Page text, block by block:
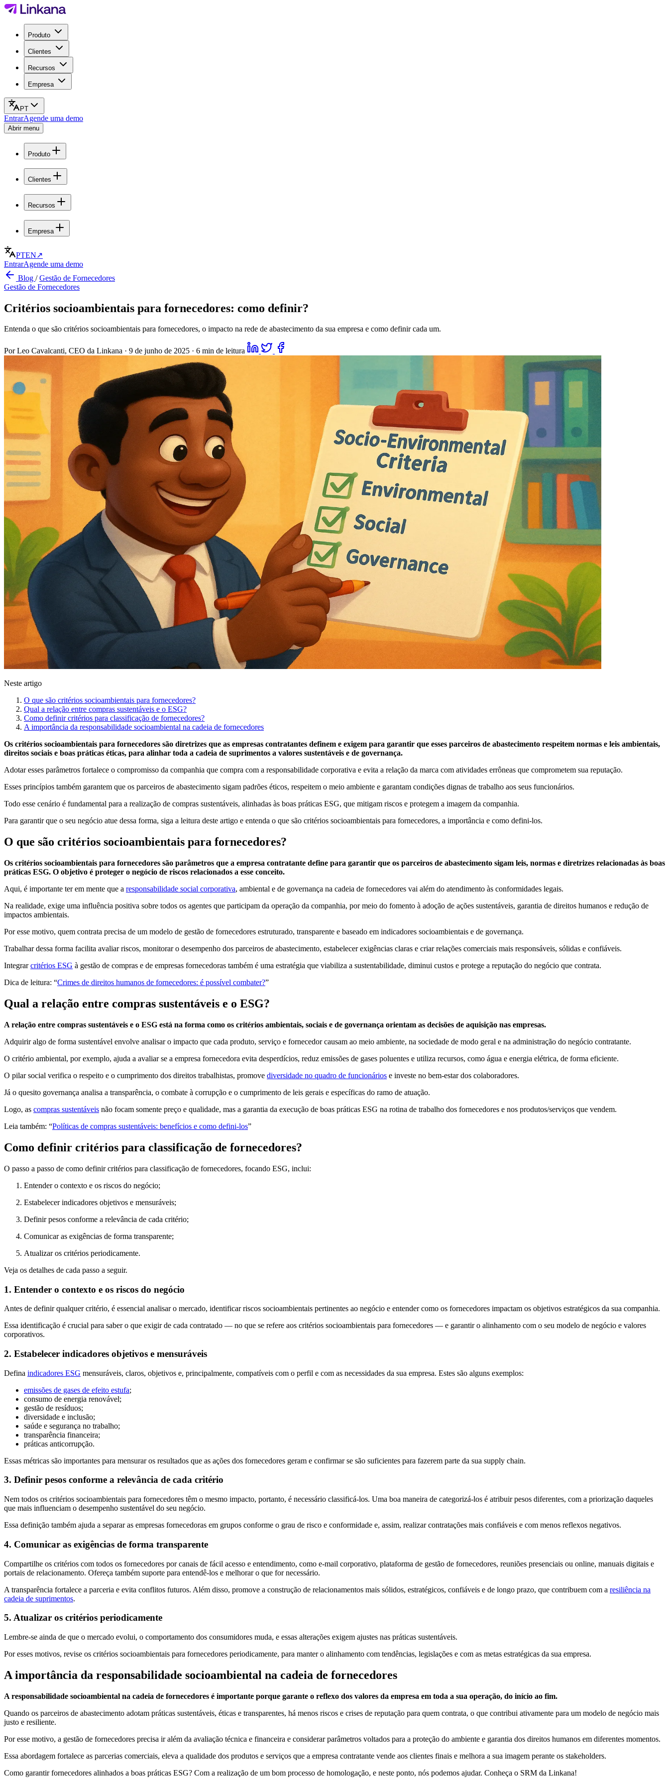
Produto
Clientes
Recursos
Empresa
PT
EntrarAgende uma demo
Abrir menu
Produto
Clientes
Recursos
Empresa
PTEN↗
EntrarAgende uma demo
Blog /Gestão de Fornecedores
Gestão de Fornecedores
Critérios socioambientais para fornecedores: como definir?
Entenda o que são critérios socioambientais para fornecedores, o impacto na rede de abastecimento da sua empresa e como definir cada um.
Por Leo Cavalcanti, CEO da Linkana · 9 de junho de 2025 · 6 min de leitura
Neste artigo
O que são critérios socioambientais para fornecedores?
Qual a relação entre compras sustentáveis e o ESG?
Como definir critérios para classificação de fornecedores?
A importância da responsabilidade socioambiental na cadeia de fornecedores
Os critérios socioambientais para fornecedores são diretrizes que as empresas contratantes definem e exigem para garantir que esses parceiros de abastecimento respeitem normas e leis ambientais,
direitos sociais e boas práticas éticas, para alinhar toda a cadeia de suprimentos a valores sustentáveis e de governança.
Adotar esses parâmetros fortalece o compromisso da companhia que compra com a responsabilidade corporativa e evita a relação da marca com atividades errôneas que comprometem sua reputação.
Esses princípios também garantem que os parceiros de abastecimento sigam padrões éticos, respeitem o meio ambiente e garantam condições dignas de trabalho aos seus funcionários.
Todo esse cenário é fundamental para a realização de compras sustentáveis, alinhadas às boas práticas ESG, que mitigam riscos e protegem a imagem da companhia.
Para garantir que o seu negócio atue dessa forma, siga a leitura deste artigo e entenda o que são critérios socioambientais para fornecedores, a importância e como defini-los.
O que são critérios socioambientais para fornecedores?
Os critérios socioambientais para fornecedores são parâmetros que a empresa contratante define para garantir que os parceiros de abastecimento sigam leis, normas e diretrizes relacionadas às boas
práticas ESG. O objetivo é proteger o negócio de riscos relacionados a esse conceito.
Aqui, é importante ter em mente que a responsabilidade social corporativa, ambiental e de governança na cadeia de fornecedores vai além do atendimento às conformidades legais.
Na realidade, exige uma influência positiva sobre todos os agentes que participam da operação da companhia, por meio do fomento à adoção de ações sustentáveis, garantia de direitos humanos e redução de
impactos ambientais.
Por esse motivo, quem contrata precisa de um modelo de gestão de fornecedores estruturado, transparente e baseado em indicadores socioambientais e de governança.
Trabalhar dessa forma facilita avaliar riscos, monitorar o desempenho dos parceiros de abastecimento, estabelecer exigências claras e criar relações comerciais mais responsáveis, sólidas e confiáveis.
Integrarcritérios ESG à gestão de compras e de empresas fornecedoras também é uma estratégia que viabiliza a sustentabilidade, diminui custos e protege a reputação do negócio que contrata.
Dica de leitura: “Crimes de direitos humanos de fornecedores: é possível combater?”
Qual a relação entre compras sustentáveis e o ESG?
A relação entre compras sustentáveis e o ESG está na forma como os critérios ambientais, sociais e de governança orientam as decisões de aquisição nas empresas.
Adquirir algo de forma sustentável envolve analisar o impacto que cada produto, serviço e fornecedor causam ao meio ambiente, na sociedade de modo geral e na administração do negócio contratante.
O critério ambiental, por exemplo, ajuda a avaliar se a empresa fornecedora evita desperdícios, reduz emissões de gases poluentes e utiliza recursos, como água e energia elétrica, de forma eficiente.
O pilar social verifica o respeito e o cumprimento dos direitos trabalhistas, promove diversidade no quadro de funcionários e investe no bem-estar dos colaboradores.
Já o quesito governança analisa a transparência, o combate à corrupção e o cumprimento de leis gerais e específicas do ramo de atuação.
Logo, as compras sustentáveis não focam somente preço e qualidade, mas a garantia da execução de boas práticas ESG na rotina de trabalho dos fornecedores e nos produtos/serviços que vendem.
Leia também: “Políticas de compras sustentáveis: benefícios e como defini-los”
Como definir critérios para classificação de fornecedores?
O passo a passo de como definir critérios para classificação de fornecedores, focando ESG, inclui:
Entender o contexto e os riscos do negócio;
Estabelecer indicadores objetivos e mensuráveis;
Definir pesos conforme a relevância de cada critério;
Comunicar as exigências de forma transparente;
Atualizar os critérios periodicamente.
Veja os detalhes de cada passo a seguir.
1. Entender o contexto e os riscos do negócio
Antes de definir qualquer critério, é essencial analisar o mercado, identificar riscos socioambientais pertinentes ao negócio e entender como os fornecedores impactam os objetivos estratégicos da sua companhia.
Essa identificação é crucial para saber o que exigir de cada contratado — no que se refere aos critérios socioambientais para fornecedores — e garantir o alinhamento com o seu modelo de negócio e valores
corporativos.
2. Estabelecer indicadores objetivos e mensuráveis
Defina indicadores ESG mensuráveis, claros, objetivos e, principalmente, compatíveis com o perfil e com as necessidades da sua empresa. Estes são alguns exemplos:
emissões de gases de efeito estufa;
consumo de energia renovável;
gestão de resíduos;
diversidade e inclusão;
saúde e segurança no trabalho;
transparência financeira;
práticas anticorrupção.
Essas métricas são importantes para mensurar os resultados que as ações dos fornecedores geram e confirmar se são suficientes para fazerem parte da sua supply chain.
3. Definir pesos conforme a relevância de cada critério
Nem todos os critérios socioambientais para fornecedores têm o mesmo impacto, portanto, é necessário classificá-los. Uma boa maneira de categorizá-los é atribuir pesos diferentes, com a priorização daqueles
que mais influenciam o desempenho sustentável do seu negócio.
Essa definição também ajuda a separar as empresas fornecedoras em grupos conforme o grau de risco e conformidade e, assim, realizar contratações mais confiáveis e com menos reflexos negativos.
4. Comunicar as exigências de forma transparente
Compartilhe os critérios com todos os fornecedores por canais de fácil acesso e entendimento, como e-mail corporativo, plataforma de gestão de fornecedores, reuniões presenciais ou online, manuais digitais e
portais de relacionamento. Ofereça também suporte para entendê-los e melhorar o que for necessário.
A transparência fortalece a parceria e evita conflitos futuros. Além disso, promove a construção de relacionamentos mais sólidos, estratégicos, confiáveis e de longo prazo, que contribuem com a resiliência na
cadeia de suprimentos.
5. Atualizar os critérios periodicamente
Lembre-se ainda de que o mercado evolui, o comportamento dos consumidores muda, e essas alterações exigem ajustes nas práticas sustentáveis.
Por esses motivos, revise os critérios socioambientais para fornecedores periodicamente, para manter o alinhamento com tendências, legislações e com as metas estratégicas da sua empresa.
A importância da responsabilidade socioambiental na cadeia de fornecedores
A responsabilidade socioambiental na cadeia de fornecedores é importante porque garante o reflexo dos valores da empresa em toda a sua operação, do início ao fim.
Quando os parceiros de abastecimento adotam práticas sustentáveis, éticas e transparentes, há menos riscos e crises de reputação para quem contrata, o que contribui ativamente para um modelo de negócio mais
justo e resiliente.
Por esse motivo, a gestão de fornecedores precisa ir além da avaliação técnica e financeira e considerar parâmetros voltados para a proteção do ambiente e garantia dos direitos humanos em diferentes momentos.
Essa abordagem fortalece as parcerias comerciais, eleva a qualidade dos produtos e serviços que a empresa contratante vende aos clientes finais e melhora a sua imagem perante os stakeholders.
Como garantir fornecedores alinhados a boas práticas ESG? Com a realização de um bom processo de homologação, e neste ponto, nós podemos ajudar. Conheça o SRM da Linkana!